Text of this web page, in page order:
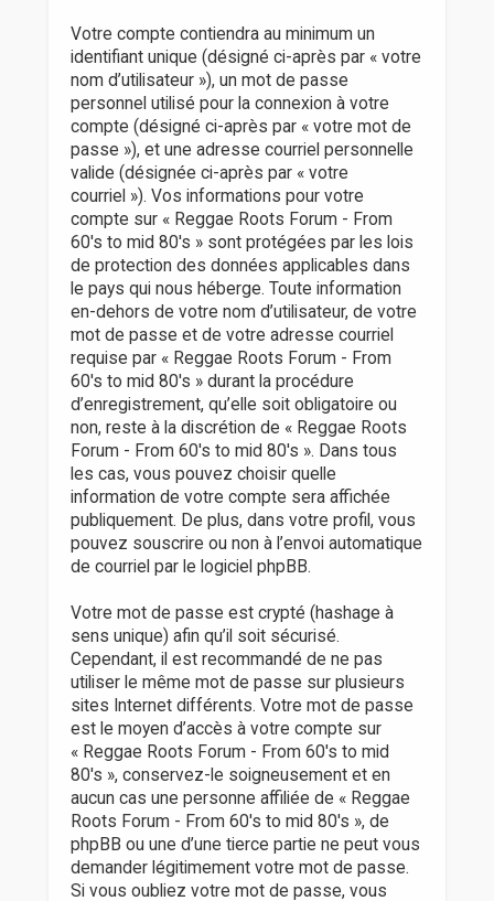
Votre compte contiendra au minimum un
identifiant unique (désigné ci-après par « votre
nom d’utilisateur »), un mot de passe
personnel utilisé pour la connexion à votre
compte (désigné ci-après par « votre mot de
passe »), et une adresse courriel personnelle
valide (désignée ci-après par « votre
courriel »). Vos informations pour votre
compte sur « Reggae Roots Forum - From
60's to mid 80's » sont protégées par les lois
de protection des données applicables dans
le pays qui nous héberge. Toute information
en-dehors de votre nom d’utilisateur, de votre
mot de passe et de votre adresse courriel
requise par « Reggae Roots Forum - From
60's to mid 80's » durant la procédure
d’enregistrement, qu’elle soit obligatoire ou
non, reste à la discrétion de « Reggae Roots
Forum - From 60's to mid 80's ». Dans tous
les cas, vous pouvez choisir quelle
information de votre compte sera affichée
publiquement. De plus, dans votre profil, vous
pouvez souscrire ou non à l’envoi automatique
de courriel par le logiciel phpBB.
Votre mot de passe est crypté (hashage à
sens unique) afin qu’il soit sécurisé.
Cependant, il est recommandé de ne pas
utiliser le même mot de passe sur plusieurs
sites Internet différents. Votre mot de passe
est le moyen d’accès à votre compte sur
« Reggae Roots Forum - From 60's to mid
80's », conservez-le soigneusement et en
aucun cas une personne affiliée de « Reggae
Roots Forum - From 60's to mid 80's », de
phpBB ou une d’une tierce partie ne peut vous
demander légitimement votre mot de passe.
Si vous oubliez votre mot de passe, vous